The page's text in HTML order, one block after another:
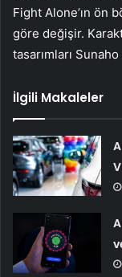
Fight Alone’ın ön
göre değişir.
tasarımları
İlgili Makaleler